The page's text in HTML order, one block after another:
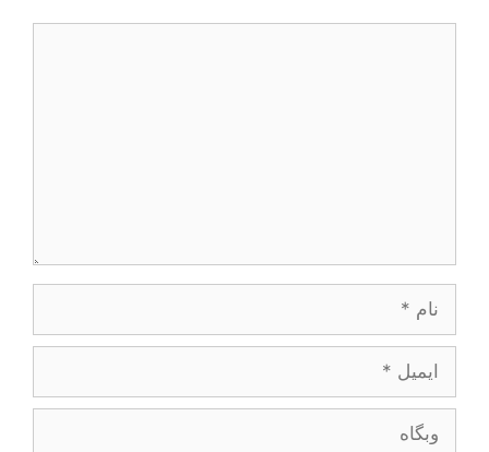
ایمیل
وبگاه